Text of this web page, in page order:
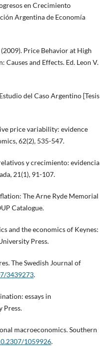
en Crecimiento
Argentina de Economía
Price Behavior at High
and Effects. Ed. Leon V.
del Caso Argentino [Tesis
price variability: evidence
62(2), 535-547.
y crecimiento: evidencia
21(1), 91-107.
The Arne Ryde Memorial
Catalogue.
and the economics of Keynes:
Press.
The Swedish Journal of
3439273.
essays in
Press.
macroeconomics. Southern
1059926.